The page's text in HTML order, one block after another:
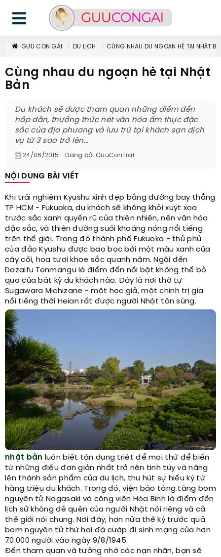
GUU CON GÁI DU LỊCH CÙNG NHAU DU NGOẠN HÈ TẠI NHẬT
Cùng nhau du ngoạn hè tại Nhật
Bản
Du khách sẽ được tham quan những điểm đến
hấp dẫn, thưởng thức nét văn hóa ẩm thực đặc
sắc của địa phương và lưu trú tại khách sạn dịch
vụ từ 3 sao trở lên...
24/06/2015 Đăng bởi GuuConTrai
NỘI DUNG BÀI VIẾT
Khi trải nghiệm Kyushu xinh đẹp bằng đường bay thẳng
TP HCM - Fukuoka, du khách sẽ không khỏi xuýt xoa
trước sắc xanh quyến rũ của thiên nhiên, nền văn hóa
đặc sắc, và thiên đường suối khoáng nóng nổi tiếng
trên thế giới. Trong đó thành phố Fukuoka - thủ phủ
của đảo Kyushu được bao bọc bởi một màu xanh của
cây cối, hoa tươi khoe sắc quanh năm. Ngôi đền
Dazaifu Tenmangu là điểm đến nổi bật không thể bỏ
qua của bất kỳ du khách nào. Đây là nơi thờ tự
Sugawara Michizane - một học giả, một chính trị gia
nổi tiếng thời Heian rất được người Nhật tôn sùng.
nhật bản luôn biết tận dụng triệt để mọi thứ để biến
từ những điều đơn giản nhất trở nên tinh túy và nâng
lên thành sản phẩm của du lịch, thu hút sự hiếu kỳ từ
hàng triệu du khách. Trong đó, viện bảo tàng tàng bom
nguyên tử Nagasaki và công viên Hòa Bình là điểm đến
lịch sử không dễ quên của người Nhật nói riêng và cả
thế giới nói chung. Nơi đây, hơn nửa thế kỷ trước quả
bom nguyên tử thứ hai đã cướp đi sinh mạng của hơn
70.000 người vào ngày 9/8/1945.
Đến tham quan và tưởng nhớ các nạn nhân, bạn sẽ